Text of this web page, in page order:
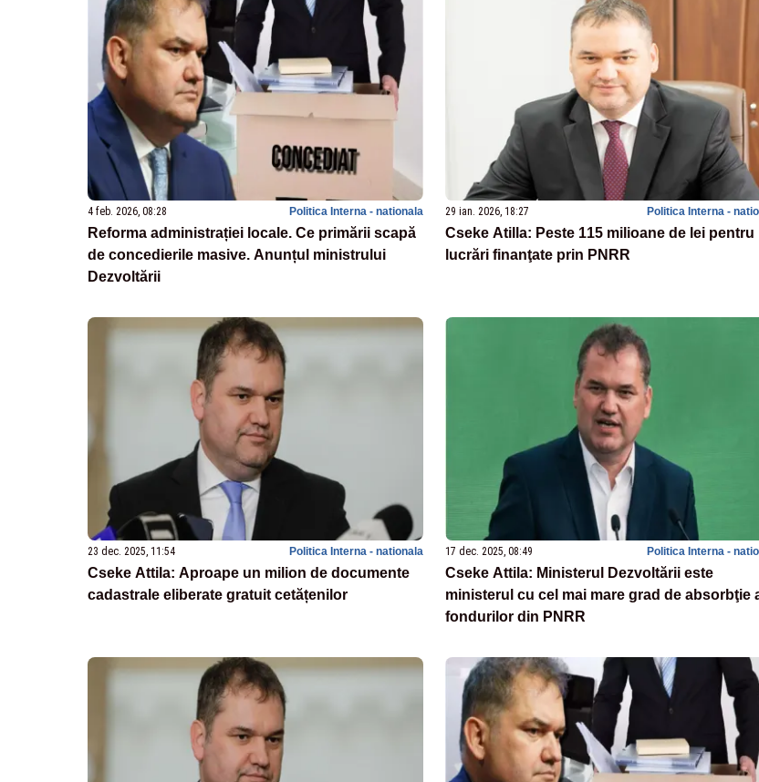
4 feb. 2026, 08:28 Politica Interna - nationala
Reforma administrației locale. Ce primării scapă
de concedierile masive. Anunțul ministrului
Dezvoltării
29 ian. 2026, 18:27 Politica Interna -
Cseke Atilla: Peste 115 milioane de lei pentru
lucrări finanţate prin PNRR
23 dec. 2025, 11:54 Politica Interna - nationala
Cseke Attila: Aproape un milion de documente
cadastrale eliberate gratuit cetățenilor
17 dec. 2025, 08:49 Politica Interna -
Cseke Attila: Ministerul Dezvoltării este
ministerul cu cel mai mare grad de absorbţie
fondurilor din PNRR